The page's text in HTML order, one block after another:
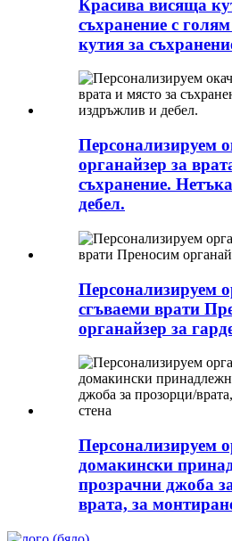
Красива висяща
съхранение с
кутия за
Персонализируем
органайзер за
съхранение.
дебел.
Персонализируем
сгъваеми врати
органайзер за
Персонализируем
домакински
прозрачни джоба
врата, за